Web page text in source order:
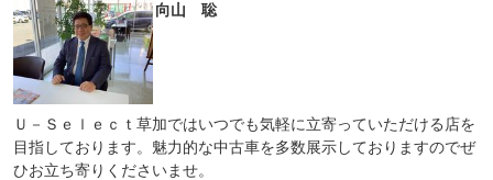
向山 聡
Ｕ－Ｓｅｌｅｃｔ草加ではいつでも気軽に立寄っていただける店を
目指しております。魅力的な中古車を多数展示しておりますのでぜ
ひお立ち寄りくださいませ。